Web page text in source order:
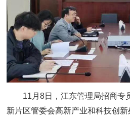
11月8日，江东管理局招商专
新片区管委会高新产业和科技创